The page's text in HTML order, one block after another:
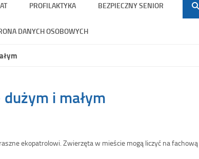
PROFILAKTYKA BEZPIECZNY SENIOR
DANYCH OSOBOWYCH
i małym
ekopatrolowi. Zwierzęta w mieście mogą liczyć na fachową